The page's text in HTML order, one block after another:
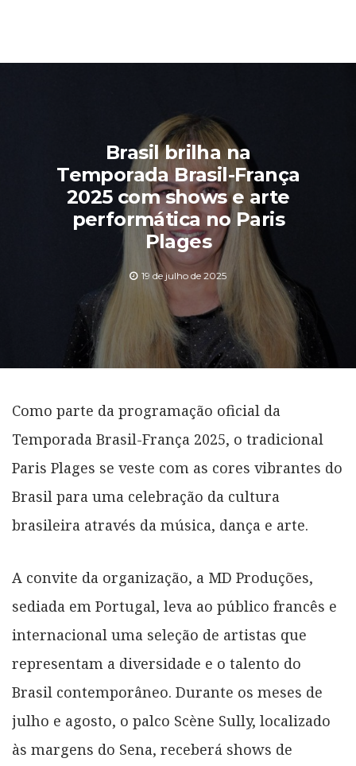
Brasil brilha na
Temporada Brasil-França
2025 com shows e arte
performática no Paris
Plages
19 de julho de 2025
Como parte da programação oficial da
Temporada Brasil-França 2025, o tradicional
Paris Plages se veste com as cores vibrantes do
Brasil para uma celebração da cultura
brasileira através da música, dança e arte.
A convite da organização, a MD Produções,
sediada em Portugal, leva ao público francês e
internacional uma seleção de artistas que
representam a diversidade e o talento do
Brasil contemporâneo. Durante os meses de
julho e agosto, o palco Scène Sully, localizado
às margens do Sena, receberá shows de